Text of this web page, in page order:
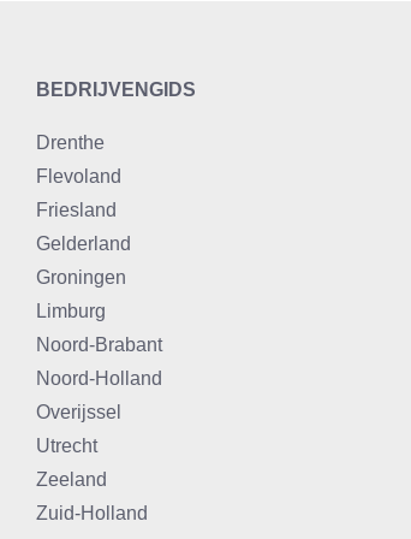
BEDRIJVENGIDS
Drenthe
Flevoland
Friesland
Gelderland
Groningen
Limburg
Noord-Brabant
Noord-Holland
Overijssel
Utrecht
Zeeland
Zuid-Holland